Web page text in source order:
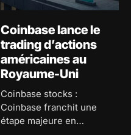
Coinbase lance le
trading d’actions
américaines au
Royaume-Uni
Coinbase stocks :
Coinbase franchit une
étape majeure en